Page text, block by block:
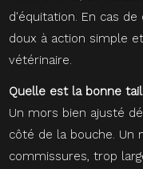
d'équitation. En cas
doux à action simple
vétérinaire.
Quelle est la bonne
Un mors bien ajusté
côté de la bouche.
commissures, trop